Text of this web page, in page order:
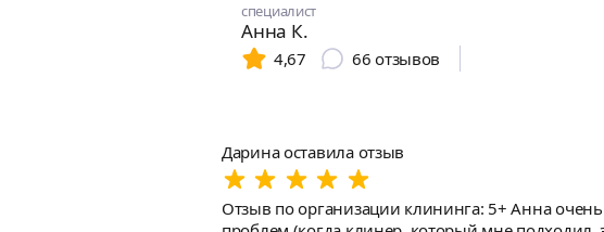
специалист
Анна К.
4,67
66 отзывов
Дарина оставила отзыв
Отзыв по организации клининга: 5+ Анна очень внимательно подходит к запросу клиента, постоянно на связи, предлагает варианты решения